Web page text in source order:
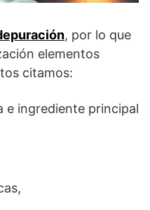
, por lo que
elementos
citamos:
e ingrediente principal